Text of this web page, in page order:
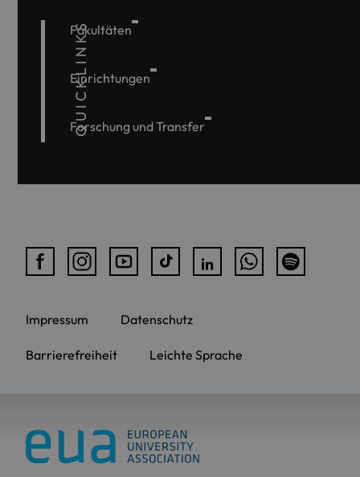
QUICKLINKS
Fakultäten
Einrichtungen
Forschung und Transfer
Impressum Datenschutz
Barrierefreiheit Leichte Sprache